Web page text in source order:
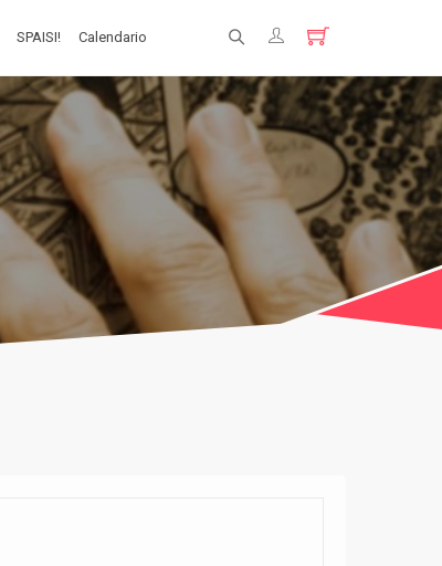
SPAISI! Calendario
Registrati